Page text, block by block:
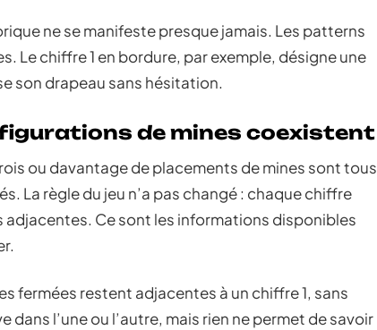
ne se manifeste presque jamais. Les patterns
Le chiffre 1 en bordure, par exemple, désigne une
son drapeau sans hésitation.
de mines coexistent
ou davantage de placements de mines sont tous
La règle du jeu n’a pas changé : chaque chiffre
adjacentes. Ce sont les informations disponibles
fermées restent adjacentes à un chiffre 1, sans
dans l’une ou l’autre, mais rien ne permet de savoir